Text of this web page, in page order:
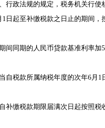
政法规的规定，税务机关行使
日起至补缴税款之日止的期间，
同期的人民币贷款基准利率加
税款所属纳税年度的次年6月1
缴税款期限届满次日起按照税